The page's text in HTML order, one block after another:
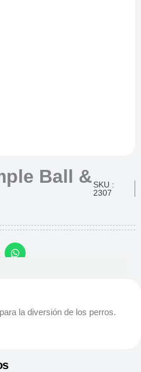
Ball & SKU :
2307
la diversión de los perros.